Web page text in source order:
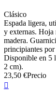
Clásico
Espada ligera,
y externas.
madera.
principiantes
Disponible en 5
2 cm).
23,50 €Precio
